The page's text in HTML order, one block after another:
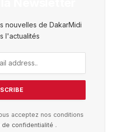
nouvelles de DakarMidi
l'actualités
acceptez nos conditions
de confidentialité .